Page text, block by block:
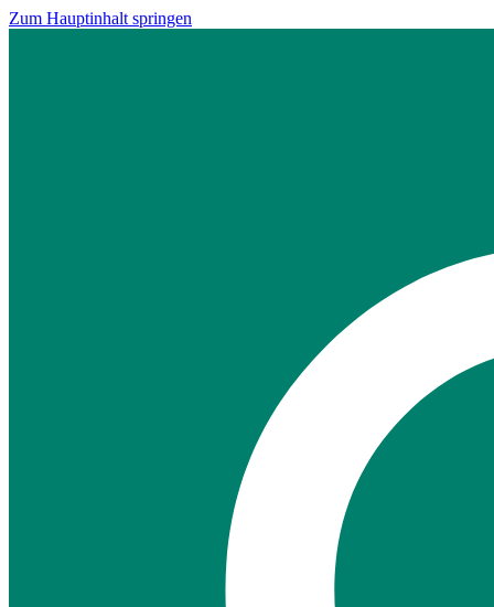
Zum Hauptinhalt springen